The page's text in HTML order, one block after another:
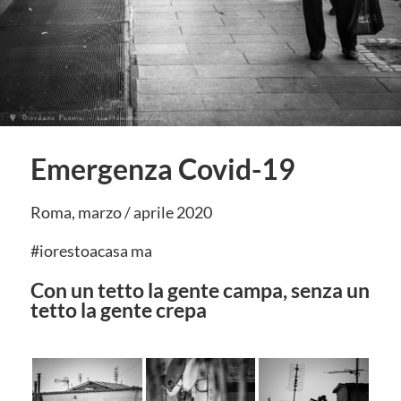
Emergenza Covid-19
Roma, marzo / aprile 2020
#iorestoacasa ma
Con un tetto la gente campa, senza un
tetto la gente crepa